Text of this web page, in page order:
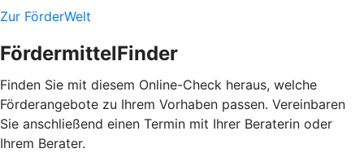
Zur FörderWelt
FördermittelFinder
Finden Sie mit diesem Online-Check heraus, welche
Förderangebote zu Ihrem Vorhaben passen. Vereinbaren
Sie anschließend einen Termin mit Ihrer Beraterin oder
Ihrem Berater.